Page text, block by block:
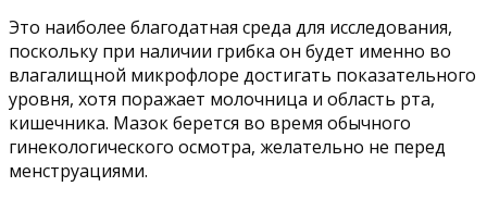
Это наиболее благодатная среда для исследования,
поскольку при наличии грибка он будет именно во
влагалищной микрофлоре достигать показательного
уровня, хотя поражает молочница и область рта,
кишечника. Мазок берется во время обычного
гинекологического осмотра, желательно не перед
менструациями.